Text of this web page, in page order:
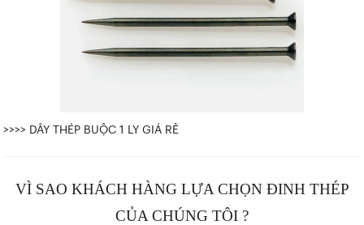
>>>> DÂY THÉP BUỘC 1 LY GIÁ RẺ
VÌ SAO KHÁCH HÀNG LỰA CHỌN ĐINH THÉP
CỦA CHÚNG TÔI ?